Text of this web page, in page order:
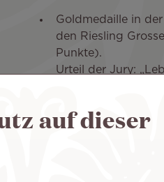
Goldmedaille in
den Riesling
Punkte).
Urteil der Jury:
Aromen von
Feuersteinaroma.
Ehrenpreis der
auf dieser